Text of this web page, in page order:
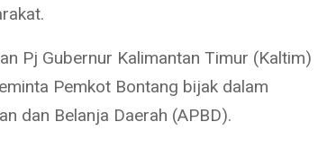
Pj Gubernur Kalimantan Timur (Kaltim)
Pemkot Bontang bijak dalam
dan Belanja Daerah (APBD).